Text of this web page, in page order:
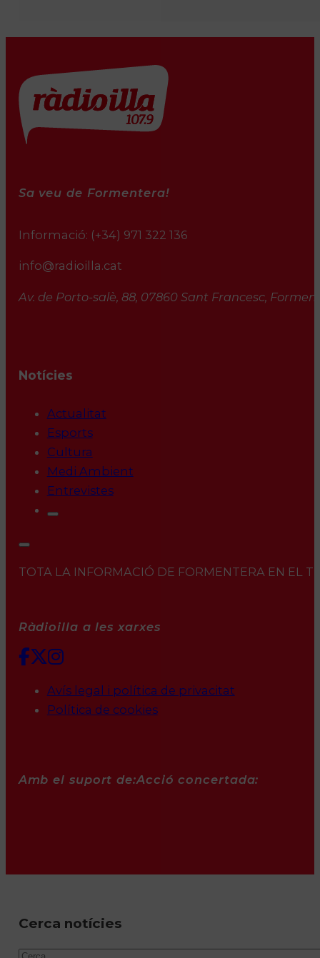
Sa veu de Formentera!
Informació: (+34) 971 322 136
info@radioilla.cat
Av. de Porto-salè, 88, 07860 Sant Francesc,
Notícies
Actualitat
Esports
Cultura
Medi Ambient
Entrevistes
TOTA LA INFORMACIÓ DE FORMENTERA EN EL
Ràdioilla a les xarxes
Avís legal i política de privacitat
Política de cookies
Amb el suport de:Acció concertada:
Cerca notícies
Cercar